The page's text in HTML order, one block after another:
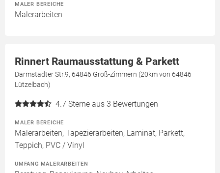
MALER BEREICHE
Malerarbeiten
Rinnert Raumausstattung & Parkett
Darmstädter Str.9, 64846 Groß-Zimmern (20km von 64846
Lützelbach)
4.7 Sterne aus 3 Bewertungen
MALER BEREICHE
Malerarbeiten, Tapezierarbeiten, Laminat, Parkett,
Teppich, PVC / Vinyl
UMFANG MALERARBEITEN